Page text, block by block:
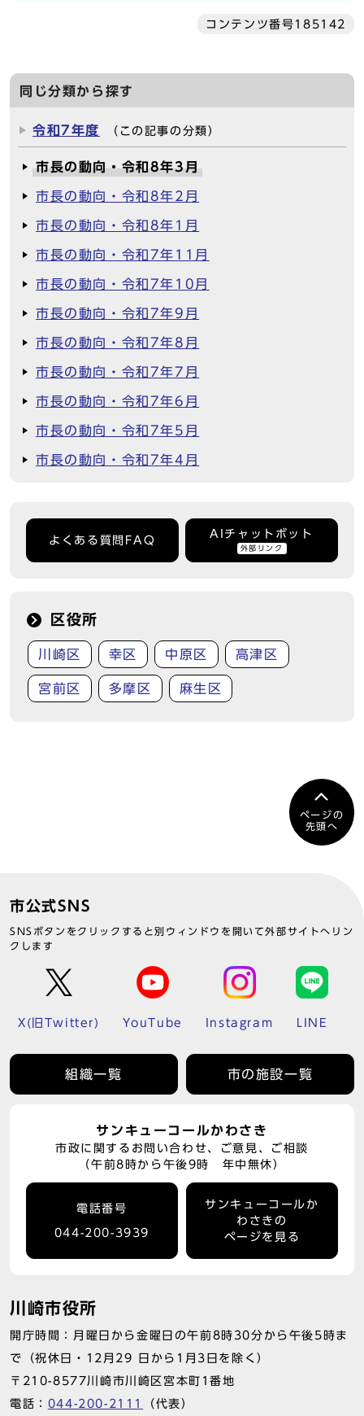
コンテンツ番号185142
同じ分類から探す
令和7年度 （この記事の分類）
市長の動向・令和8年3月
市長の動向・令和8年2月
市長の動向・令和8年1月
市長の動向・令和7年11月
市長の動向・令和7年10月
市長の動向・令和7年9月
市長の動向・令和7年8月
市長の動向・令和7年7月
市長の動向・令和7年6月
市長の動向・令和7年5月
市長の動向・令和7年4月
よくある質問FAQ
AIチャットボット
外部リンク
区役所
川崎区 幸区 中原区 高津区
宮前区 多摩区 麻生区
ページの
先頭へ
市公式SNS
SNSボタンをクリックすると別ウィンドウを開いて外部サイトへリン
クします
X(旧Twitter) YouTube Instagram LINE
組織一覧 市の施設一覧
サンキューコールかわさき
市政に関するお問い合わせ、ご意見、ご相談
（午前8時から午後9時 年中無休）
電話番号
044-200-3939
サンキューコールか
わさきの
ページを見る
川崎市役所
開庁時間：月曜日から金曜日の午前8時30分から午後5時ま
で（祝休日・12月29 日から1月3日を除く）
〒210-8577川崎市川崎区宮本町1番地
電話： 044-200-2111 （代表）